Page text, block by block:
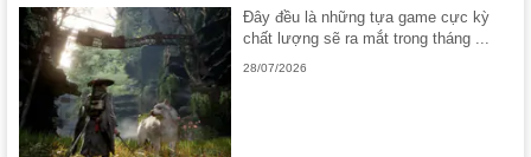
Đây đều là những tựa game cực kỳ
chất lượng sẽ ra mắt trong tháng ...
28/07/2026